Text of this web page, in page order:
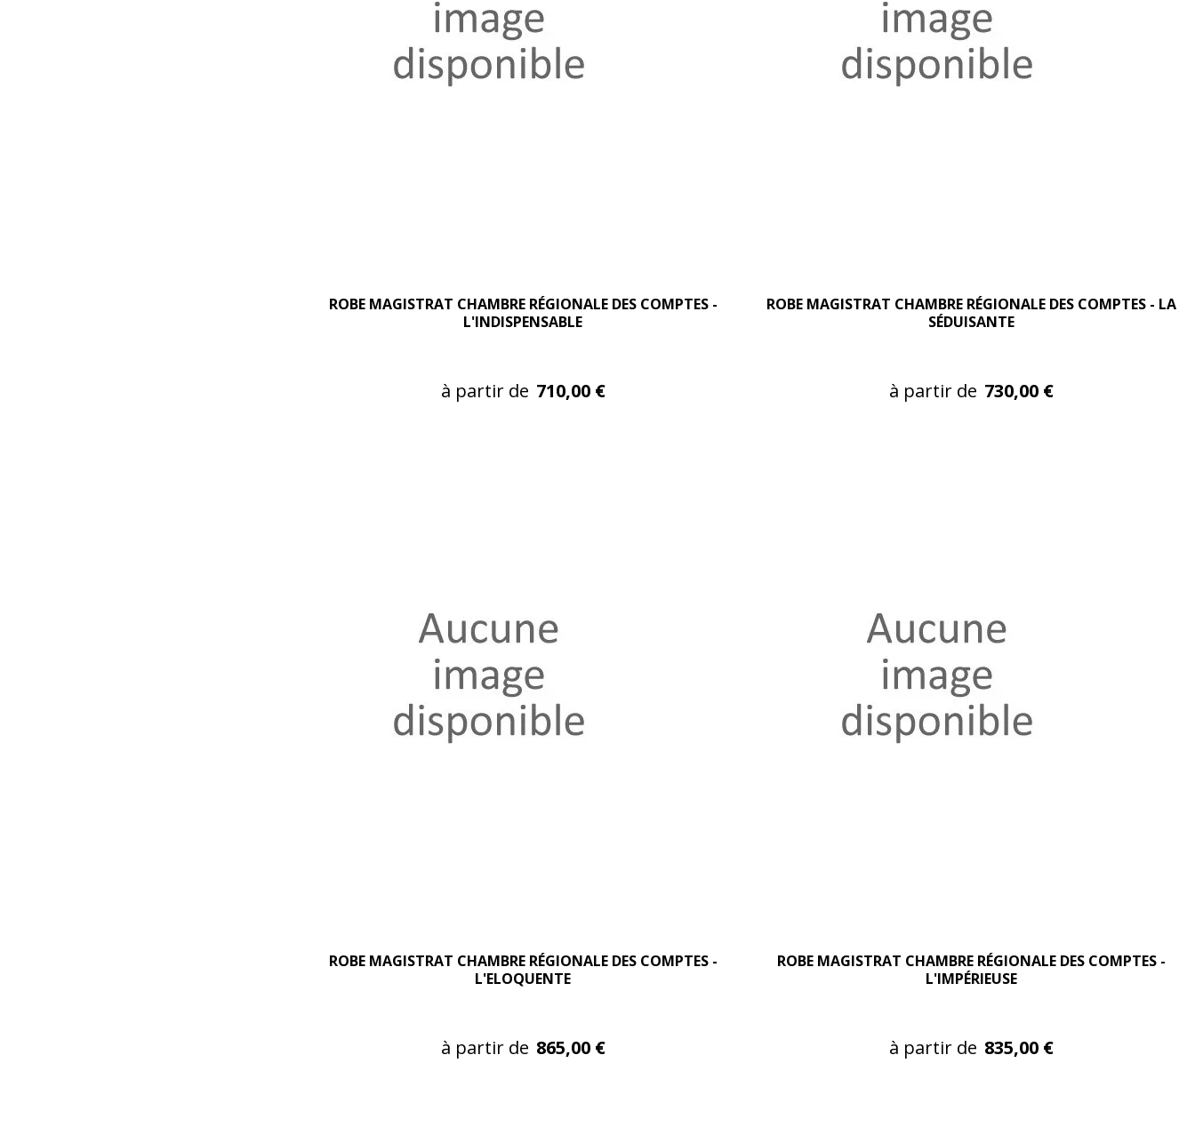
ROBE MAGISTRAT CHAMBRE RÉGIONALE DES COMPTES -
L'INDISPENSABLE
à partir de 710,00 €
ROBE MAGISTRAT CHAMBRE RÉGIONALE DES COMPTES - LA
SÉDUISANTE
à partir de 730,00 €
ROBE MAGISTRAT CHAMBRE RÉGIONALE DES COMPTES -
L'ELOQUENTE
à partir de 865,00 €
ROBE MAGISTRAT CHAMBRE RÉGIONALE DES COMPTES -
L'IMPÉRIEUSE
à partir de 835,00 €